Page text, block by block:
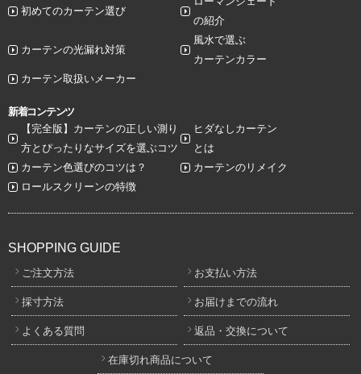
初めてのカーテン選び
の紹介
カーテンの光漏れ対策
風水で選ぶ
カーテンカラー
カーテン取扱いメーカー
新着コンテンツ
【完全版】カーテンの正しい測り
方とぴったりなサイズを選ぶコツ
ヒダなしカーテン
とは
カーテン色選びのコツは？
カーテンのリメイク
ロールスクリーンの特徴
SHOPPING GUIDE
ご注文方法 お支払い方法
採寸方法 お届けまでの流れ
よくある質問 返品・交換について
在庫切れ商品について